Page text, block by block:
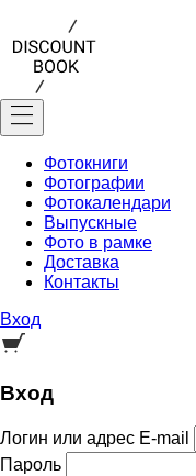
Фотокниги
Фотографии
Фотокалендари
Выпускные
Фото в рамке
Доставка
Контакты
Вход
Вход
Логин или адрес E-mail
Пароль